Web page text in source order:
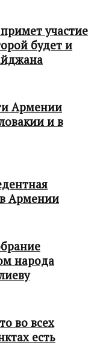
участие
будет и
Армении
и в
Армении
народа
во всех
есть